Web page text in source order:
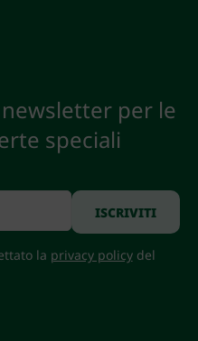
per le
speciali
la privacy policydel